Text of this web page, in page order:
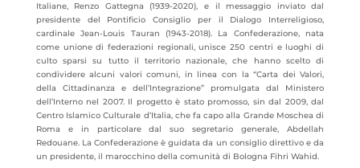
Italiane, Renzo Gattegna (1939-2020), e il messaggio inviato dal
presidente del Pontificio Consiglio per il Dialogo Interreligioso,
cardinale Jean-Louis Tauran (1943-2018). La Confederazione, nata
come unione di federazioni regionali, unisce 250 centri e luoghi di
culto sparsi su tutto il territorio nazionale, che hanno scelto di
condividere alcuni valori comuni, in linea con la “Carta dei Valori,
della Cittadinanza e dell’Integrazione” promulgata dal Ministero
dell’Interno nel 2007. Il progetto è stato promosso, sin dal 2009, dal
Centro Islamico Culturale d’Italia, che fa capo alla Grande Moschea di
Roma e in particolare dal suo segretario generale, Abdellah
Redouane. La Confederazione è guidata da un consiglio direttivo e da
un presidente, il marocchino della comunità di Bologna Fihri Wahid.